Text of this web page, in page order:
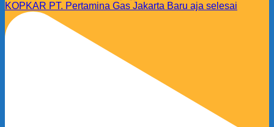
KOPKAR PT. Pertamina Gas Jakarta Baru aja selesai